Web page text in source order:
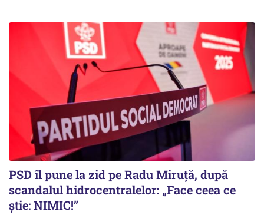
PSD îl pune la zid pe Radu Miruță, după
scandalul hidrocentralelor: „Face ceea ce
știe: NIMIC!”